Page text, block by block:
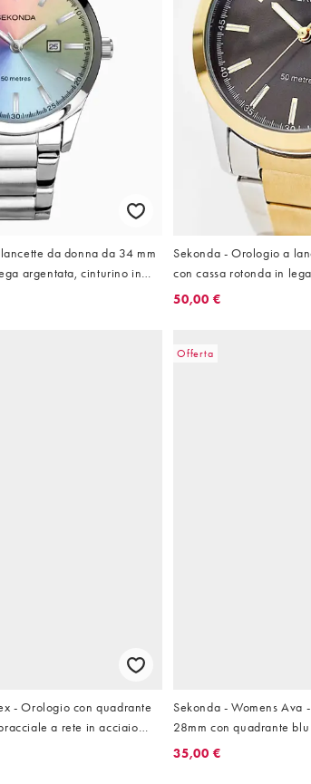
da donna da 34 mm
argentata, cinturino in
e quadrante
Sekonda - Orologio a
con cassa rotonda in
acciaio inossidabile
50,00 €
- Orologio con quadrante
Offerta
Sekonda - Womens Ava
28mm con quadrante
acciaio inossidabile
35,00 €